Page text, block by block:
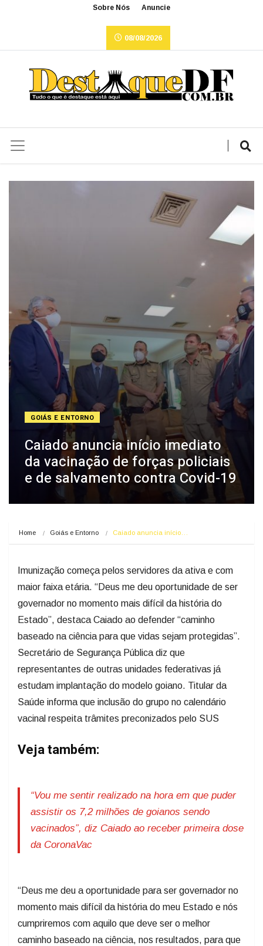
Sobre Nós Anuncie
08/08/2026
GOIÁS E ENTORNO
Caiado anuncia início imediato
da vacinação de forças policiais
e de salvamento contra Covid-19
Home Goiás e Entorno Caiado anuncia início…
Imunização começa pelos servidores da ativa e com
maior faixa etária. “Deus me deu oportunidade de ser
governador no momento mais difícil da história do
Estado”, destaca Caiado ao defender “caminho
baseado na ciência para que vidas sejam protegidas”.
Secretário de Segurança Pública diz que
representantes de outras unidades federativas já
estudam implantação do modelo goiano. Titular da
Saúde informa que inclusão do grupo no calendário
vacinal respeita trâmites preconizados pelo SUS
Veja também:
“Vou me sentir realizado na hora em que puder
assistir os 7,2 milhões de goianos sendo
vacinados”, diz Caiado ao receber primeira dose
da CoronaVac
“Deus me deu a oportunidade para ser governador no
momento mais difícil da história do meu Estado e nós
cumpriremos com aquilo que deve ser o melhor
caminho baseado na ciência, nos resultados, para que